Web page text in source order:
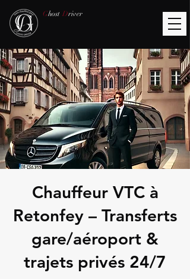
Ghost Driver
Chauffeur VTC à
Retonfey – Transferts
gare/aéroport &
trajets privés 24/7